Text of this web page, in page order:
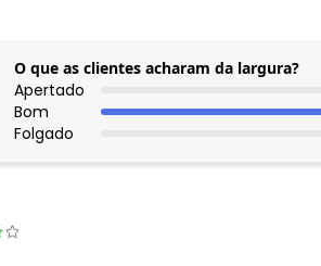
O que as clientes acharam da largura?
Apertado
Bom
Folgado